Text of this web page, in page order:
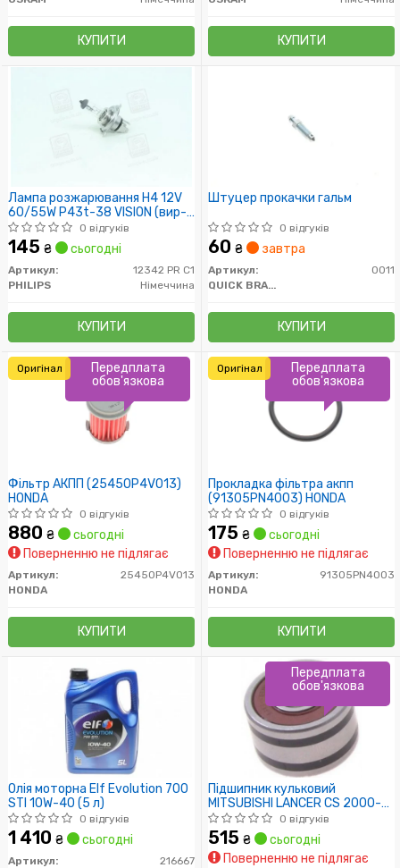
КУПИТИ КУПИТИ
Лампа розжарювання H4 12V
60/55W P43t-38 VISION (вир-
во Philips)
0 відгуків
145 ₴ сьогодні
Артикул:
12342 PR C1
PHILIPS
Німеччина
КУПИТИ
Штуцер прокачки гальм
0 відгуків
60 ₴ завтра
Артикул:
0011
QUICK BRAKE
КУПИТИ
Фільтр АКПП (25450P4V013)
HONDA
0 відгуків
880 ₴
сьогодні
Поверненню не підлягає
Артикул:
25450P4V013
HONDA
КУПИТИ
Передплата
обов'язкова
Оригінал
Прокладка фільтра акпп
(91305PN4003) HONDA
0 відгуків
175 ₴
сьогодні
Поверненню не підлягає
Артикул:
91305PN4003
HONDA
КУПИТИ
Передплата
обов'язкова
Оригінал
Олія моторна Elf Evolution 700
STI 10W-40 (5 л)
0 відгуків
1 410 ₴ сьогодні
Артикул:
216667
Підшипник кульковий
MITSUBISHI LANCER CS 2000-
2009
0 відгуків
515 ₴
сьогодні
Поверненню не підлягає
Передплата
обов'язкова